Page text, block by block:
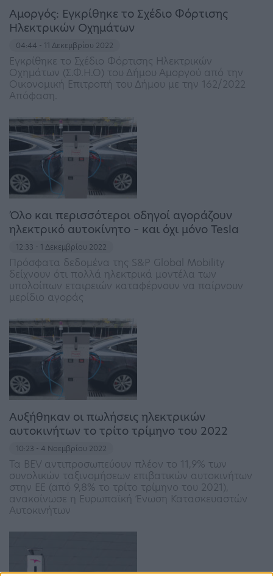
Αμοργός: Εγκρίθηκε το Σχέδιο Φόρτισης
Ηλεκτρικών Οχημάτων
04:44 - 11 Δεκεμβρίου 2022
Εγκρίθηκε το Σχέδιο Φόρτισης Ηλεκτρικών
Οχημάτων (Σ.Φ.Η.Ο) του Δήμου Αμοργού από την
Οικονομική Επιτροπή του Δήμου με την 162/2022
Απόφαση.
Όλο και περισσότεροι οδηγοί αγοράζουν
ηλεκτρικό αυτοκίνητο – και όχι μόνο Tesla
12:33 - 1 Δεκεμβρίου 2022
Πρόσφατα δεδομένα της S&P Global Mobility
δείχνουν ότι πολλά ηλεκτρικά μοντέλα των
υπολοίπων εταιρειών καταφέρνουν να παίρνουν
μερίδιο αγοράς
Αυξήθηκαν οι πωλήσεις ηλεκτρικών
αυτοκινήτων το τρίτο τρίμηνο του 2022
10:23 - 4 Νοεμβρίου 2022
Τα BEV αντιπροσωπεύουν πλέον το 11,9% των
συνολικών ταξινομήσεων επιβατικών αυτοκινήτων
στην ΕΕ (από 9,8% το τρίτο τρίμηνο του 2021),
ανακοίνωσε η Ευρωπαϊκή Ένωση Κατασκευαστών
Αυτοκινήτων